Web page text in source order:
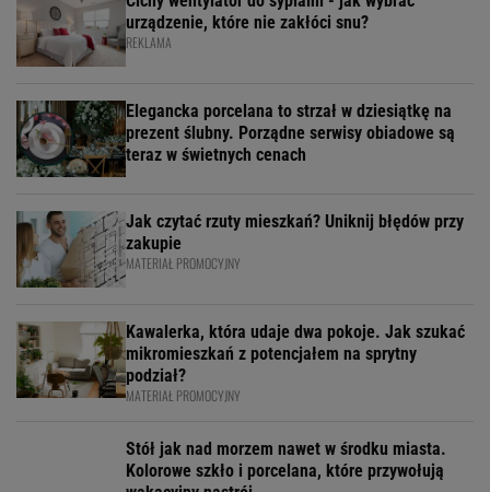
urządzenie, które nie zakłóci snu?
REKLAMA
Elegancka porcelana to strzał w dziesiątkę na
prezent ślubny. Porządne serwisy obiadowe są
teraz w świetnych cenach
Jak czytać rzuty mieszkań? Uniknij błędów przy
zakupie
MATERIAŁ PROMOCYJNY
Kawalerka, która udaje dwa pokoje. Jak szukać
mikromieszkań z potencjałem na sprytny
podział?
MATERIAŁ PROMOCYJNY
Stół jak nad morzem nawet w środku miasta.
Kolorowe szkło i porcelana, które przywołują